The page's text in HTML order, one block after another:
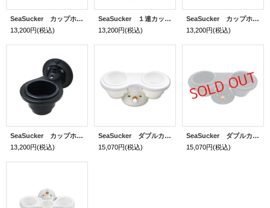
SeaSucker カップホルダー ホライゾナル 黒
13,200円(税込)
SeaSucker １連カップホルダー ホライゾナル
13,200円(税込)
SeaSucker カップホルダー バーチカル 白
13,200円(税込)
SeaSucker カップホルダー バーチカル 黒
13,200円(税込)
SeaSucker ダブルカップホルダー ホライゾナル 白
15,070円(税込)
SeaSucker ダブルカップホルダー ホライゾナル 黒
15,070円(税込)